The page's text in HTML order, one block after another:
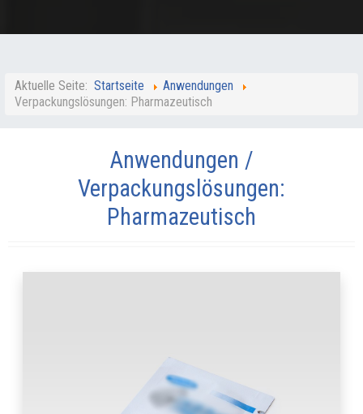
Aktuelle Seite: Startseite
Anwendungen
Verpackungslösungen: Pharmazeutisch
Anwendungen /
Verpackungslösungen:
Pharmazeutisch